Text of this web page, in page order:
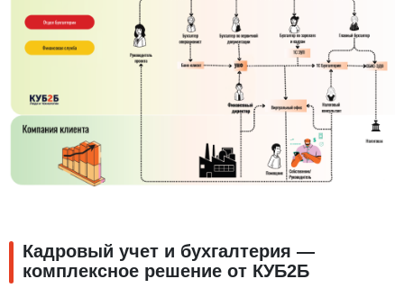
Кадровый учет и бухгалтерия —
комплексное решение от КУБ2Б